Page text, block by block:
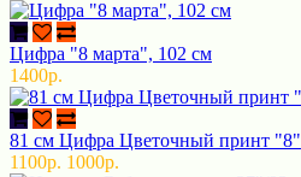
Цифра "8 марта", 102 см
1400р.
81 см Цифра Цветочный принт "8"
1100р. 1000р.